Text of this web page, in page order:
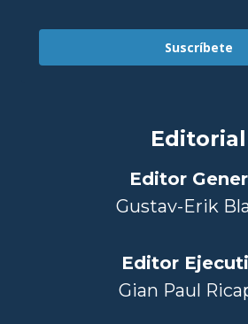
Suscríbete
Editorial
Editor
Gustav-Erik
Editor
Gian Paul